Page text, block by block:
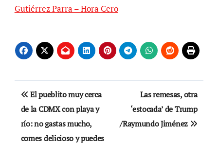
Gutiérrez Parra – Hora Cero
Navegación
de
entradas
El pueblito muy cerca
de la CDMX con playa y
río: no gastas mucho,
comes delicioso y puedes
Las remesas, otra
‘estocada’ de Trump
/Raymundo Jiménez